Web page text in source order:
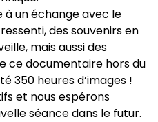
à un échange avec le
des souvenirs en
mais aussi des
ce documentaire hors du
350 heures d’images !
et nous espérons
séance dans le futur.